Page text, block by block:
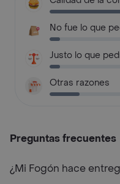
No fue lo que
Justo lo que
Otras razones
Preguntas frecuentes
¿Mi Fogón hace